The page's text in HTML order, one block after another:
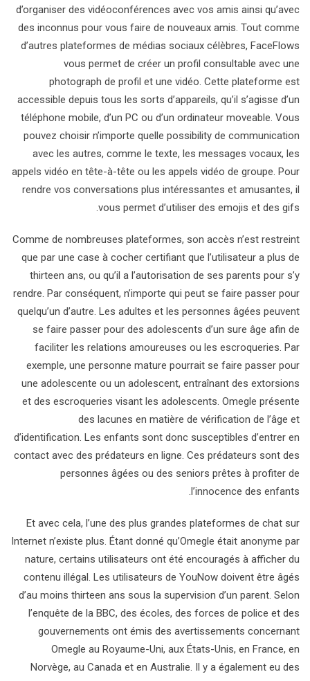
d’organiser des vidéoconférences avec vos amis ainsi qu’avec
des inconnus pour vous faire de nouveaux amis. Tout comme
d’autres plateformes de médias sociaux célèbres, FaceFlows
vous permet de créer un profil consultable avec une
photograph de profil et une vidéo. Cette plateforme est
accessible depuis tous les sorts d’appareils, qu’il s’agisse d’un
téléphone mobile, d’un PC ou d’un ordinateur moveable. Vous
pouvez choisir n’importe quelle possibility de communication
avec les autres, comme le texte, les messages vocaux, les
appels vidéo en tête-à-tête ou les appels vidéo de groupe. Pour
rendre vos conversations plus intéressantes et amusantes, il
vous permet d’utiliser des emojis et des gifs.
Comme de nombreuses plateformes, son accès n’est restreint
que par une case à cocher certifiant que l’utilisateur a plus de
thirteen ans, ou qu’il a l’autorisation de ses parents pour s’y
rendre. Par conséquent, n’importe qui peut se faire passer pour
quelqu’un d’autre. Les adultes et les personnes âgées peuvent
se faire passer pour des adolescents d’un sure âge afin de
faciliter les relations amoureuses ou les escroqueries. Par
exemple, une personne mature pourrait se faire passer pour
une adolescente ou un adolescent, entraînant des extorsions
et des escroqueries visant les adolescents. Omegle présente
des lacunes en matière de vérification de l’âge et
d’identification. Les enfants sont donc susceptibles d’entrer en
contact avec des prédateurs en ligne. Ces prédateurs sont des
personnes âgées ou des seniors prêtes à profiter de
l’innocence des enfants.
Et avec cela, l’une des plus grandes plateformes de chat sur
Internet n’existe plus. Étant donné qu’Omegle était anonyme par
nature, certains utilisateurs ont été encouragés à afficher du
contenu illégal. Les utilisateurs de YouNow doivent être âgés
d’au moins thirteen ans sous la supervision d’un parent. Selon
l’enquête de la BBC, des écoles, des forces de police et des
gouvernements ont émis des avertissements concernant
Omegle au Royaume-Uni, aux États-Unis, en France, en
Norvège, au Canada et en Australie. Il y a également eu des